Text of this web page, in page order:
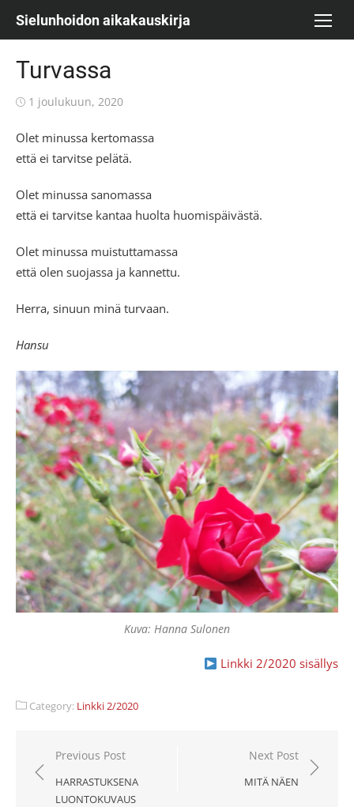
Sielunhoidon aikakauskirja
Turvassa
Posted
1 joulukuun, 2020
Olet minussa kertomassa
että ei tarvitse pelätä.
Olet minussa sanomassa
että ei tarvitse kantaa huolta huomispäivästä.
Olet minussa muistuttamassa
että olen suojassa ja kannettu.
Herra, sinuun minä turvaan.
Hansu
Kuva: Hanna Sulonen
Linkki 2/2020 sisällys
Category: Linkki 2/2020
Artikkelien
selaus
Previous Post
HARRASTUKSENA
LUONTOKUVAUS
Next Post
MITÄ NÄEN